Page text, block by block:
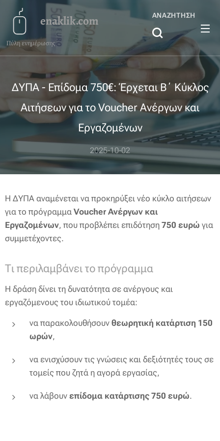
enaklik.com
Πύλη ενημέρωσης
ΑΝΑΖΉΤΗΣΗ
ΔΥΠΑ - Επίδομα 750€: Έρχεται Β΄ Κύκλος
Αιτήσεων για το Voucher Ανέργων και
Εργαζομένων
2025-10-02
Η ΔΥΠΑ αναμένεται να προκηρύξει νέο κύκλο αιτήσεων
για το πρόγραμμα Voucher Ανέργων και
Εργαζομένων, που προβλέπει επιδότηση 750 ευρώ για
συμμετέχοντες.
Τι περιλαμβάνει το πρόγραμμα
Η δράση δίνει τη δυνατότητα σε ανέργους και
εργαζόμενους του ιδιωτικού τομέα:
να παρακολουθήσουν θεωρητική κατάρτιση 150
ωρών,
να ενισχύσουν τις γνώσεις και δεξιότητές τους σε
τομείς που ζητά η αγορά εργασίας,
να λάβουν επίδομα κατάρτισης 750 ευρώ.